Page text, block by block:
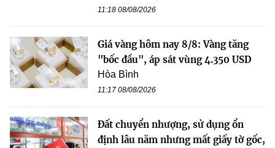
11:18 08/08/2026
Giá vàng hôm nay 8/8: Vàng tăng
"bốc đầu", áp sát vùng 4.350 USD
Hòa Bình
11:17 08/08/2026
Đất chuyển nhượng, sử dụng ổn
định lâu năm nhưng mất giấy tờ gốc,